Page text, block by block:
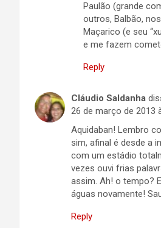
Paulão (grande
outros, Balbão,
Maçarico (e seu
e me fazem
Reply
Cláudio Saldanha
26 de março de 2013
Aquidaban! Lembro
sim, afinal é desde a
com um estádio
vezes ouvi frias
assim. Ah! o tempo?
águas novamente!
Reply